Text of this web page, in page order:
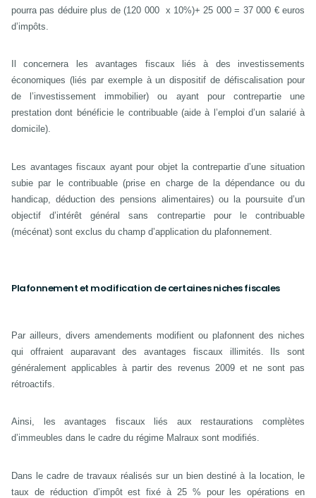
pourra pas déduire plus de (120 000
x 10%)+ 25 000 = 37 000 € euros
d’impôts.
Il concernera les avantages fiscaux liés à des investissements
économiques (liés par exemple à un dispositif de défiscalisation pour
de l’investissement immobilier) ou ayant pour contrepartie une
prestation dont bénéficie le contribuable (aide à l’emploi d’un salarié à
domicile).
Les avantages fiscaux ayant pour objet la contrepartie d’une situation
subie par le contribuable (prise en charge de la dépendance ou du
handicap, déduction des pensions alimentaires) ou la poursuite d’un
objectif d’intérêt général sans contrepartie pour le contribuable
(mécénat) sont exclus du champ d’application du plafonnement.
Plafonnement et modification de certaines niches fiscales
Par ailleurs, divers amendements modifient ou plafonnent des niches
qui offraient auparavant des avantages fiscaux illimités. Ils sont
généralement applicables à partir des revenus 2009 et ne sont pas
rétroactifs.
Ainsi, les avantages fiscaux liés aux restaurations complètes
d’immeubles dans le cadre du régime Malraux sont modifiés.
Dans le cadre de travaux réalisés sur un bien destiné à la location, le
taux de réduction d’impôt est fixé à 25 % pour les opérations en